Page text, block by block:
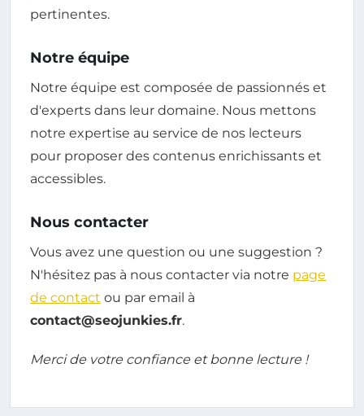
pertinentes.
Notre équipe
Notre équipe est composée de passionnés et
d'experts dans leur domaine. Nous mettons
notre expertise au service de nos lecteurs
pour proposer des contenus enrichissants et
accessibles.
Nous contacter
Vous avez une question ou une suggestion ?
N'hésitez pas à nous contacter via notre page
de contact ou par email à
contact@seojunkies.fr.
Merci de votre confiance et bonne lecture !